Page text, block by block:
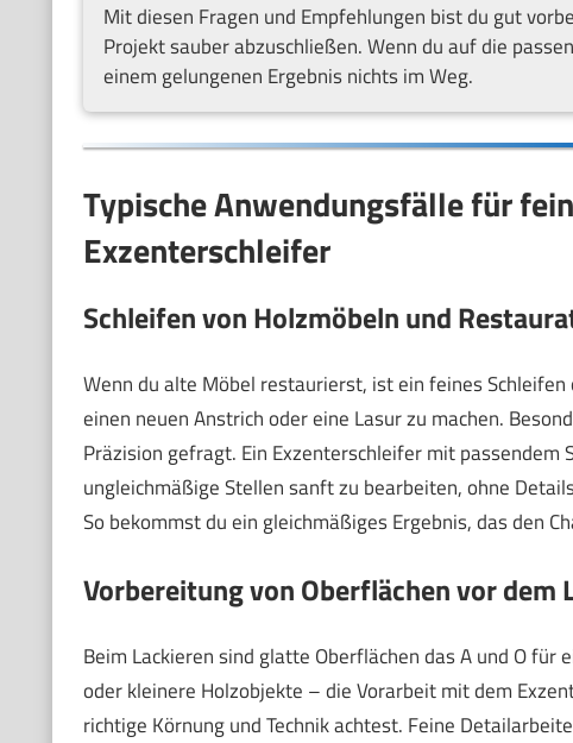
Mit diesen Fragen und Empfehlungen bist du gut
Projekt sauber abzuschließen. Wenn du auf die
einem gelungenen Ergebnis nichts im Weg.
Typische Anwendungsfälle für
Exzenterschleifer
Schleifen von Holzmöbeln und
Wenn du alte Möbel restaurierst, ist ein feines
einen neuen Anstrich oder eine Lasur zu machen.
Präzision gefragt. Ein Exzenterschleifer mit
ungleichmäßige Stellen sanft zu bearbeiten, ohne
So bekommst du ein gleichmäßiges Ergebnis, das den
Vorbereitung von Oberflächen vor dem
Beim Lackieren sind glatte Oberflächen das A und O
oder kleinere Holzobjekte – die Vorarbeit mit dem
richtige Körnung und Technik achtest. Feine